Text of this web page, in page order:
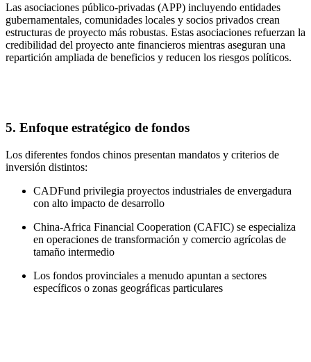
Las asociaciones público-privadas (APP) incluyendo entidades
gubernamentales, comunidades locales y socios privados crean
estructuras de proyecto más robustas. Estas asociaciones refuerzan la
credibilidad del proyecto ante financieros mientras aseguran una
repartición ampliada de beneficios y reducen los riesgos políticos.
5. Enfoque estratégico de fondos
Los diferentes fondos chinos presentan mandatos y criterios de
inversión distintos:
CADFund privilegia proyectos industriales de envergadura
con alto impacto de desarrollo
China-Africa Financial Cooperation (CAFIC) se especializa
en operaciones de transformación y comercio agrícolas de
tamaño intermedio
Los fondos provinciales a menudo apuntan a sectores
específicos o zonas geográficas particulares